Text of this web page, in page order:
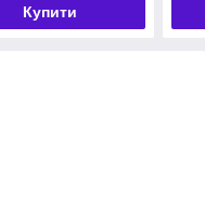
Купити